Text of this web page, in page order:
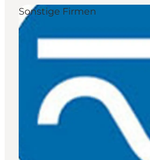
Unterkunft
Mach deine
Sonstige Firmen